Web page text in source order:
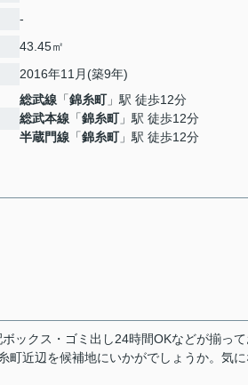
-
43.45㎡
2016年11月(築9年)
総武線 「錦糸町」駅 徒歩12分
総武本線 「錦糸町」駅 徒歩12分
半蔵門線 「錦糸町」駅 徒歩12分
ックス・ゴミ出し24時間OKなどが揃っ
町近辺を候補地にいかがでしょうか。気